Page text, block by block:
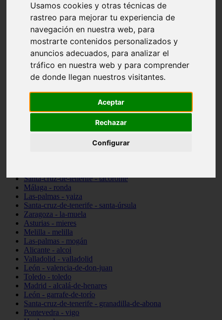
Usamos cookies y otras técnicas de
rastreo para mejorar tu experiencia de
navegación en nuestra web, para
mostrarte contenidos personalizados y
anuncios adecuados, para analizar el
tráfico en nuestra web y para comprender
de donde llegan nuestros visitantes.
Aceptar
Rechazar
Configurar
Madrid - madrid
Málaga - torremolinos
Asturias - oviedo
Cádiz - el-puerto-de-santa-maría
Asturias - aller
Toledo - illescas
álava - vitoria-gasteiz
Málaga - marbella
Zaragoza - zaragoza
Toledo - seseña
Cantabria - val-de-san-vicente
Sevilla - sevilla
Santa-cruz-de-tenerife - tacoronte
Málaga - ronda
Las-palmas - yaiza
Santa-cruz-de-tenerife - santa-úrsula
Zaragoza - la-muela
Asturias - mieres
Melilla - melilla
Las-palmas - mogán
Alicante - alcoi
Valladolid - valladolid
León - valencia-de-don-juan
Toledo - toledo
Madrid - alcalá-de-henares
León - garrafe-de-torío
Santa-cruz-de-tenerife - granadilla-de-abona
Pontevedra - vigo